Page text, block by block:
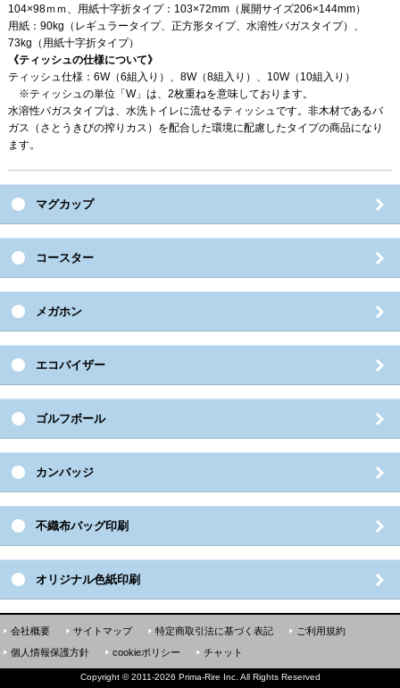
104×98ｍｍ、用紙十字折タイプ：103×72mm（展開サイズ206×144mm）
用紙：90kg（レギュラータイプ、正方形タイプ、水溶性バガスタイプ）、
73kg（用紙十字折タイプ）
《ティッシュの仕様について》
ティッシュ仕様：6W（6組入り）、8W（8組入り）、10W（10組入り）
※ティッシュの単位「W」は、2枚重ねを意味しております。
水溶性バガスタイプは、水洗トイレに流せるティッシュです。非木材であるバ
ガス（さとうきびの搾りカス）を配合した環境に配慮したタイプの商品になり
ます。
マグカップ
コースター
メガホン
エコバイザー
ゴルフボール
カンバッジ
不織布バッグ印刷
オリジナル色紙印刷
会社概要 サイトマップ 特定商取引法に基づく表記
ご利用規約
個人情報保護方針
cookieポリシー チャット
Copyright ©2011-2026 Prima-Rire Inc. All Rights Reserved